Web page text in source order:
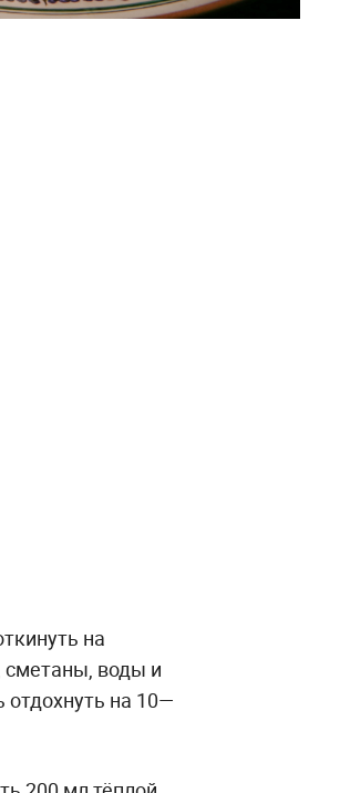
на
сметаны, воды и
отдохнуть на 10—